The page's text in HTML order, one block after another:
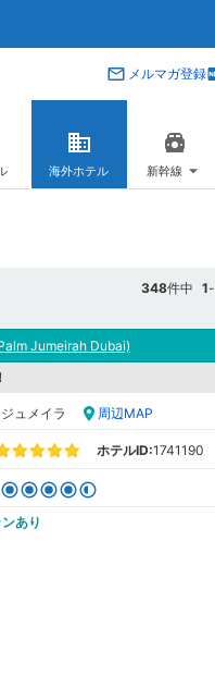
メルマガ登録
海外ホテル 新幹線
348件中 1-
Jumeirah Dubai)
ュメイラ 周辺MAP
ホテルID:1741190
あり